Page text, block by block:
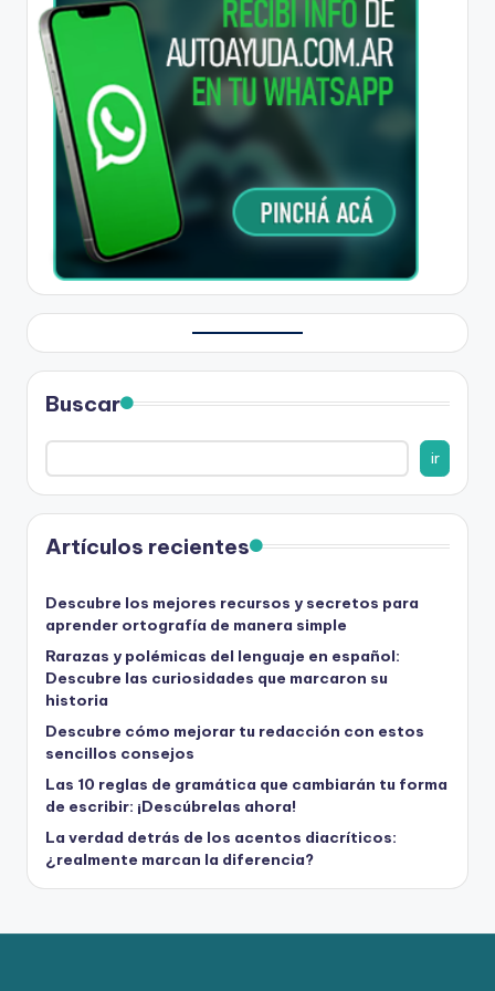
Buscar
ir
Artículos recientes
Descubre los mejores recursos y secretos para
aprender ortografía de manera simple
Rarazas y polémicas del lenguaje en español:
Descubre las curiosidades que marcaron su
historia
Descubre cómo mejorar tu redacción con estos
sencillos consejos
Las 10 reglas de gramática que cambiarán tu forma
de escribir: ¡Descúbrelas ahora!
La verdad detrás de los acentos diacríticos:
¿realmente marcan la diferencia?